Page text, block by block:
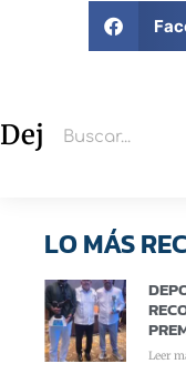
Deja un
LO MÁS
Leer